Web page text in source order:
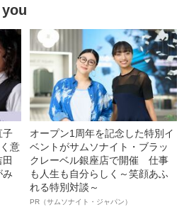
子
意
み
オープン1周年を記念した特別イ
ベントがサムソナイト・ブラッ
クレーベル銀座店で開催 仕事
も人生も自分らしく～笑顔あふ
れる特別対談～
PR（サムソナイト・ジャパン）